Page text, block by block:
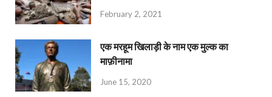
February 2, 2021
एक मरहूम खिलाड़ी के नाम एक मुल्क का
माफ़ीनामा
June 15, 2020